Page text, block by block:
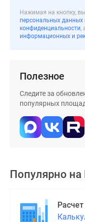
Нажимая на кнопку,
персональных данных
конфиденциальности,
информационных и
Полезное
Следите за
популярных
Популярно на